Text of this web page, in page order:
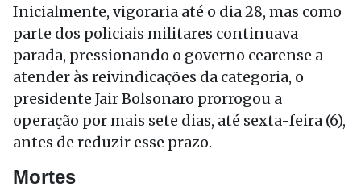
Inicialmente, vigoraria até o dia 28, mas como
parte dos policiais militares continuava
parada, pressionando o governo cearense a
atender às reivindicações da categoria, o
presidente Jair Bolsonaro prorrogou a
operação por mais sete dias, até sexta-feira (6),
antes de reduzir esse prazo.
Mortes